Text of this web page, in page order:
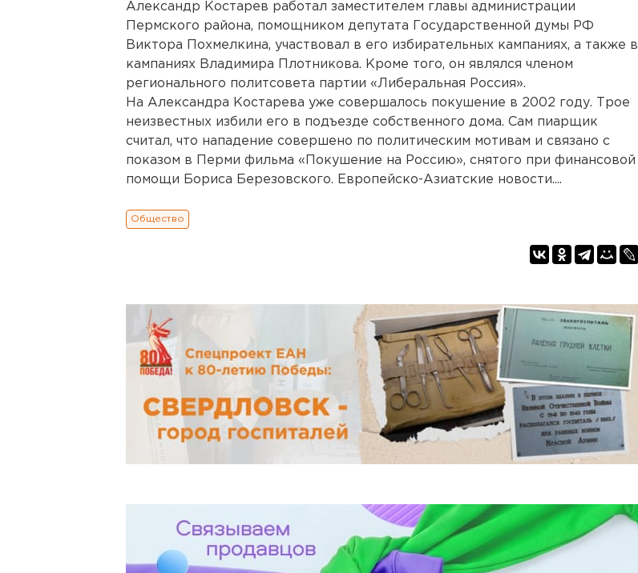
Александр Костарев работал заместителем главы администрации
Пермского района, помощником депутата Государственной думы РФ
Виктора Похмелкина, участвовал в его избирательных кампаниях, а также в
кампаниях Владимира Плотникова. Кроме того, он являлся членом
регионального политсовета партии «Либеральная Россия».
На Александра Костарева уже совершалось покушение в 2002 году. Трое
неизвестных избили его в подъезде собственного дома. Сам пиарщик
считал, что нападение совершено по политическим мотивам и связано с
показом в Перми фильма «Покушение на Россию», снятого при финансовой
помощи Бориса Березовского. Европейско-Азиатские новости....
Общество